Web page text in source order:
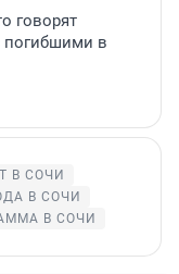
говорят
погибшими в
В СОЧИ
В СОЧИ
В СОЧИ